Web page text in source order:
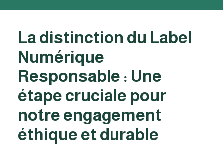
La distinction du Label
Numérique
Responsable : Une
étape cruciale pour
notre engagement
éthique et durable